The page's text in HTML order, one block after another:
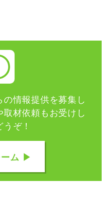
情報提供を募集し
取材依頼もお受けし
ぞ！
ーム ▶